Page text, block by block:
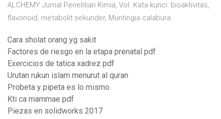
ALCHEMY Jurnal Penelitian Kimia, Vol. Kata kunci: bioaktivitas,
flavonoid, metabolit sekunder, Muntingia calabura.
Cara sholat orang yg sakit
Factores de riesgo en la etapa prenatal pdf
Exercicios de tatica xadrez pdf
Urutan rukun islam menurut al quran
Probeta y pipeta es lo mismo
Kti ca mammae pdf
Piezas en solidworks 2017